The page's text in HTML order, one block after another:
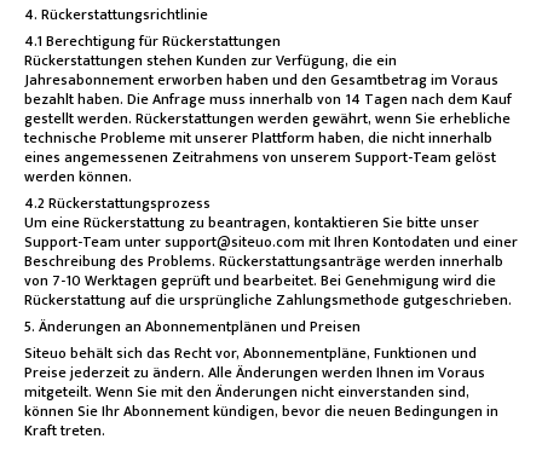
4. Rückerstattungsrichtlinie
4.1 Berechtigung für Rückerstattungen
Rückerstattungen stehen Kunden zur Verfügung, die ein
Jahresabonnement erworben haben und den Gesamtbetrag im Voraus
bezahlt haben. Die Anfrage muss innerhalb von 14 Tagen nach dem Kauf
gestellt werden. Rückerstattungen werden gewährt, wenn Sie erhebliche
technische Probleme mit unserer Plattform haben, die nicht innerhalb
eines angemessenen Zeitrahmens von unserem Support-Team gelöst
werden können.
4.2 Rückerstattungsprozess
Um eine Rückerstattung zu beantragen, kontaktieren Sie bitte unser
Support-Team unter support@siteuo.com mit Ihren Kontodaten und einer
Beschreibung des Problems. Rückerstattungsanträge werden innerhalb
von 7-10 Werktagen geprüft und bearbeitet. Bei Genehmigung wird die
Rückerstattung auf die ursprüngliche Zahlungsmethode gutgeschrieben.
5. Änderungen an Abonnementplänen und Preisen
Siteuo behält sich das Recht vor, Abonnementpläne, Funktionen und
Preise jederzeit zu ändern. Alle Änderungen werden Ihnen im Voraus
mitgeteilt. Wenn Sie mit den Änderungen nicht einverstanden sind,
können Sie Ihr Abonnement kündigen, bevor die neuen Bedingungen in
Kraft treten.